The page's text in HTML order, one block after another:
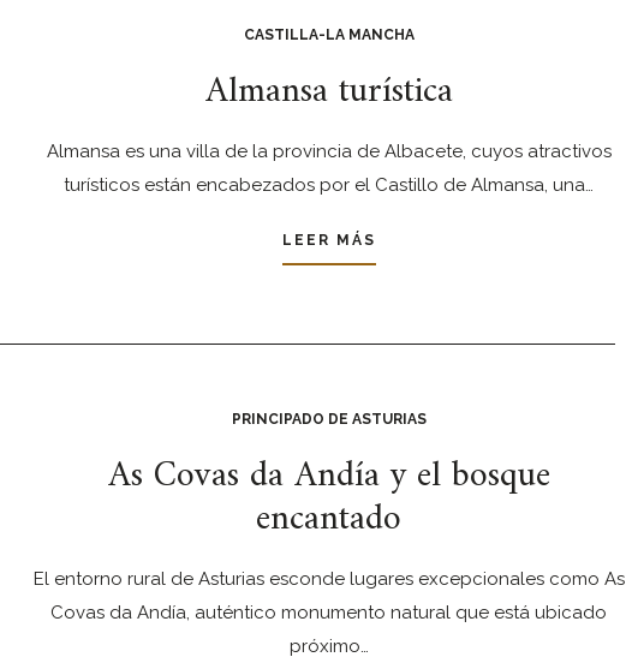
CASTILLA-LA MANCHA
Almansa turística
Almansa es una villa de la provincia de Albacete, cuyos atractivos
turísticos están encabezados por el Castillo de Almansa, una…
LEER MÁS
PRINCIPADO DE ASTURIAS
As Covas da Andía y el bosque
encantado
El entorno rural de Asturias esconde lugares excepcionales como As
Covas da Andía, auténtico monumento natural que está ubicado
próximo…